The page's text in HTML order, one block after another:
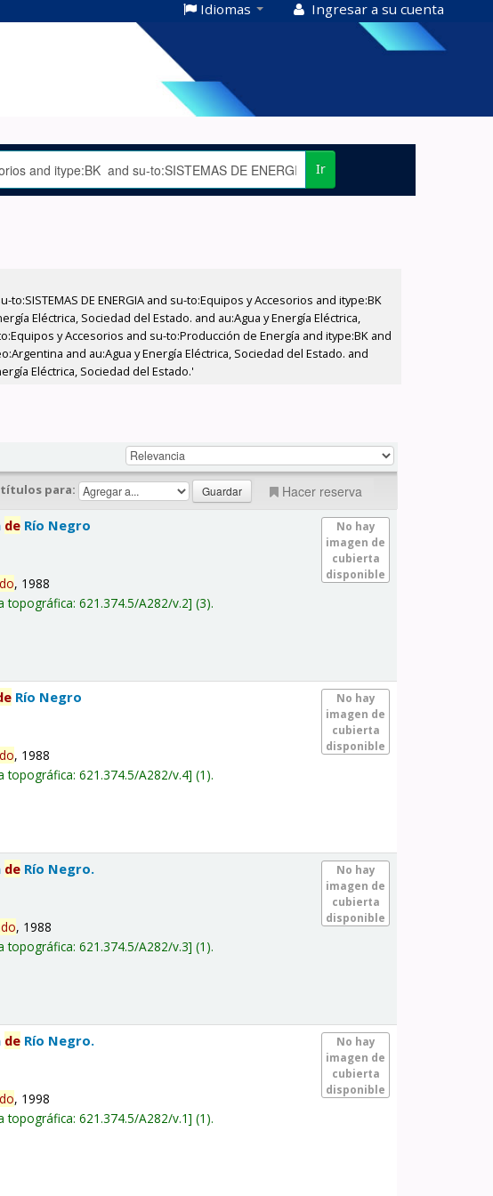
Idiomas Ingresar a su cuenta
Ir
DE ENERGIA and su-to:Equipos y Accesorios and itype:BK
Eléctrica, Sociedad del Estado. and au:Agua y Energía Eléctrica,
y Accesorios and su-to:Producción de Energía and itype:BK and
and au:Agua y Energía Eléctrica, Sociedad del Estado. and
Eléctrica, Sociedad del Estado.'
para: Hacer reserva
No hay
imagen de
cubierta
disponible
de Río Negro
, 1988
topográfica:621.374.5/A282/v.2 (3).
No hay
imagen de
cubierta
disponible
Río Negro
, 1988
topográfica:621.374.5/A282/v.4 (1).
No hay
imagen de
cubierta
disponible
de Río Negro.
, 1988
topográfica:621.374.5/A282/v.3 (1).
No hay
imagen de
cubierta
disponible
de Río Negro.
, 1998
topográfica:621.374.5/A282/v.1 (1).